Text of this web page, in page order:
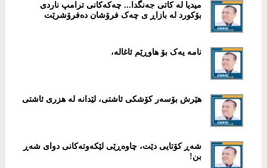
میدیا لە کاتی جەنگدا... چەکەکانی ترامپ ناردی
بۆکورد لە بازاڕ ی چەک فرۆشان دەفرۆشرێت
نامە یەک بۆ هاوڕێم ئاغالە،
هێرش بۆسەر کۆشکی ئاشتی، لێدانە لە هزری ئاشتی
شەڕ کۆتایی دێت، چاوەڕێی لێکەوتەکانی دوای شەڕ
بن!